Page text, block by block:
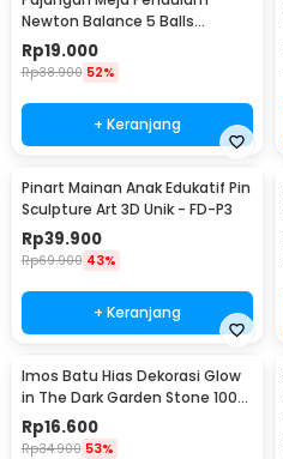
Newton Balance 5 Balls
Stainless Steel Model T S -
LX013
Rp19.000
Rp38.900 52%
+ Keranjang
Pinart Mainan Anak Edukatif Pin
Sculpture Art 3D Unik - FD-P3
Rp39.900
Rp69.900 43%
+ Keranjang
Imos Batu Hias Dekorasi Glow
in The Dark Garden Stone 100
PCS - HC0043
Rp16.600
Rp34.900 53%